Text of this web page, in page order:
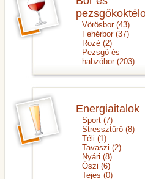
Vörösbor(43)
Fehérbor(37)
Rozé (2)
Pezsgő és
habzóbor(203)
Energiaitalok
Sport (7)
Stressztűrő (8)
Téli (1)
Tavaszi (2)
Nyári (8)
Őszi (6)
Tejes (0)